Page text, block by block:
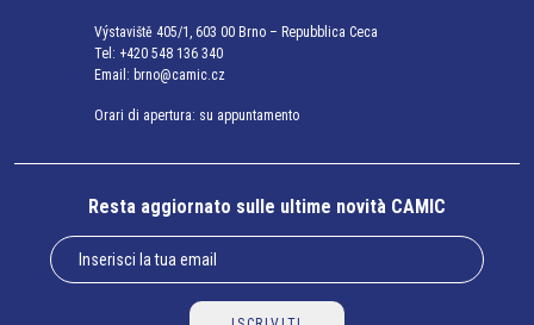
Výstaviště 405/1, 603 00 Brno – Repubblica Ceca
Tel: +420 548 136 340
Email: brno@camic.cz
Orari di apertura: su appuntamento
Resta aggiornato sulle ultime novità CAMIC